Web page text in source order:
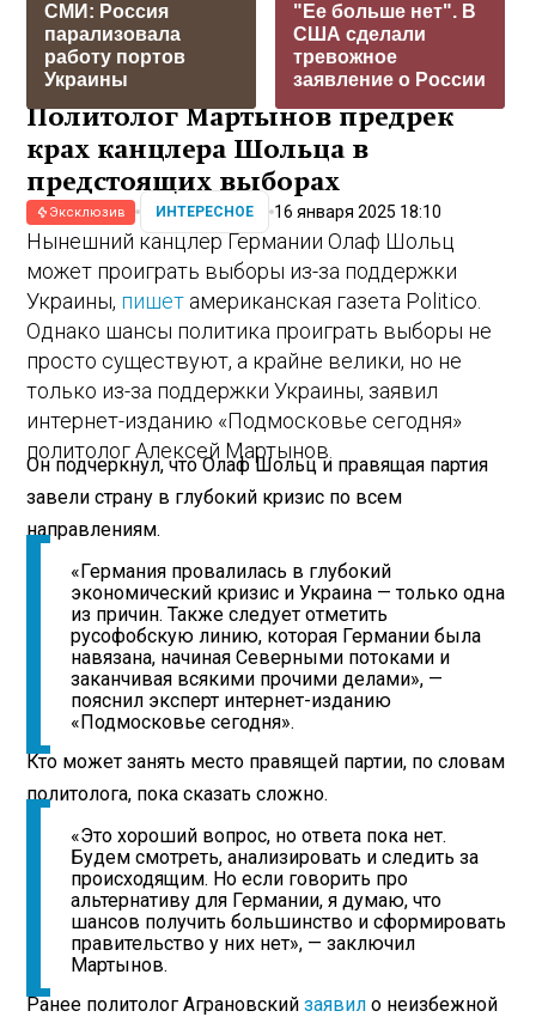
СМИ: Россия
парализовала
работу портов
Украины
"Ее больше нет". В
США сделали
тревожное
заявление о России
Политолог Мартынов предрек
крах канцлера Шольца в
предстоящих выборах
Эксклюзив ИНТЕРЕСНОЕ 16 января 2025 18:10
Нынешний канцлер Германии Олаф Шольц
может проиграть выборы из-за поддержки
Украины, пишет американская газета Politico.
Однако шансы политика проиграть выборы не
просто существуют, а крайне велики, но не
только из-за поддержки Украины, заявил
интернет-изданию «Подмосковье сегодня»
политолог Алексей Мартынов.
Он подчеркнул, что Олаф Шольц и правящая партия
завели страну в глубокий кризис по всем
направлениям.
«Германия провалилась в глубокий
экономический кризис и Украина — только одна
из причин. Также следует отметить
русофобскую линию, которая Германии была
навязана, начиная Северными потоками и
заканчивая всякими прочими делами», —
пояснил эксперт интернет-изданию
«Подмосковье сегодня».
Кто может занять место правящей партии, по словам
политолога, пока сказать сложно.
«Это хороший вопрос, но ответа пока нет.
Будем смотреть, анализировать и следить за
происходящим. Но если говорить про
альтернативу для Германии, я думаю, что
шансов получить большинство и сформировать
правительство у них нет», — заключил
Мартынов.
Ранее политолог Аграновскийзаявил о неизбежной